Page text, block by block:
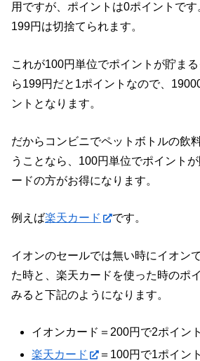
用ですが、ポイントは0ポイントで
199円は切捨てられます。
これが100円単位でポイントが貯ま
ら199円だと1ポイントなので、
ントとなります。
だからコンビニでペットボトルの飲
うことなら、100円単位でポイント
ードの方がお得になります。
例えば楽天カード です。
イオンのセールでは無い時にイオン
た時と、楽天カードを使った時のポ
みると下記のようになります。
イオンカード＝200円で2ポイント
楽天カード
＝100円で1ポイント